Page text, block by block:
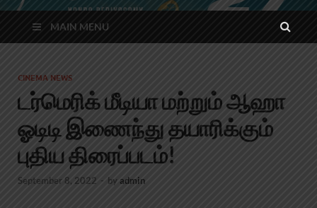
MAIN MENU
CINEMA NEWS
டர்மெரிக் மீடியா மற்றும் ஆஹா
ஓடிடி இணைந்து தயாரிக்கும்
புதிய திரைப்படம்!
September 8, 2022 - byadmin